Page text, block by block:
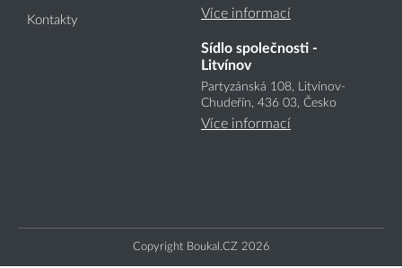
Kontakty Více informací
Sídlo společnosti -
Litvínov
Partyzánská 108, Litvínov-
Chudeřín, 436 03, Česko
Více informací
Copyright Boukal.CZ 2026